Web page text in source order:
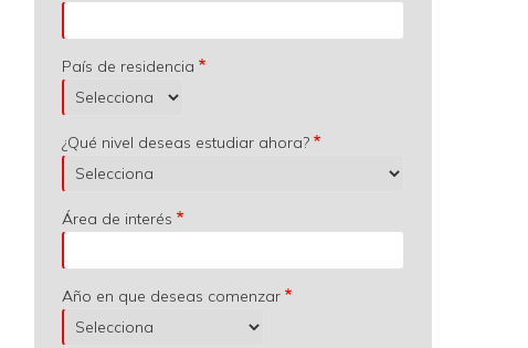
País de residencia
¿Qué nivel deseas estudiar ahora?
Área de interés
Año en que deseas comenzar